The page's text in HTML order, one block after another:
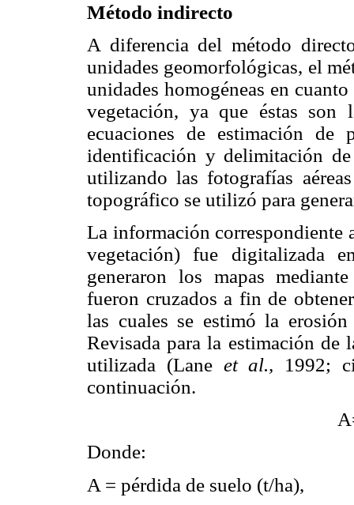
Método indirecto
A diferencia del método
unidades geomorfológicas, el
unidades homogéneas en
vegetación, ya que éstas son
ecuaciones de estimación
identificación y delimitación
utilizando las fotografías
topográfico se utilizó para
La información correspondiente
vegetación) fue digitalizada
generaron los mapas
fueron cruzados a fin de
las cuales se estimó la
Revisada para la estimación
utilizada (Lane et al., 1992;
continuación.
Donde:
A = pérdida de suelo (t/ha),